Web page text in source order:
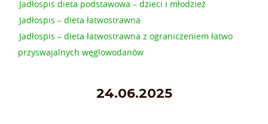
Jadłospis dieta podstawowa – dzieci i młodzież
Jadłospis – dieta łatwostrawna
Jadłospis – dieta łatwostrawna z ograniczeniem łatwo
przyswajalnych węglowodanów
24.06.2025